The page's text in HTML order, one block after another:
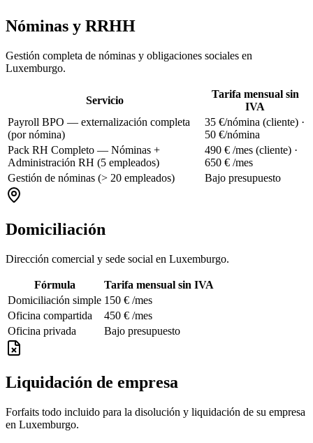
Nóminas y RRHH
Gestión completa de nóminas y obligaciones sociales en
Luxemburgo.
Servicio
Tarifa mensual sin
IVA
Payroll BPO — externalización completa
(por nómina)
35 €/nómina (cliente) ·
50 €/nómina
Pack RH Completo — Nóminas +
Administración RH (5 empleados)
490 € /mes (cliente) ·
650 € /mes
Gestión de nóminas (> 20 empleados)
Bajo presupuesto
Domiciliación
Dirección comercial y sede social en Luxemburgo.
Fórmula
Tarifa mensual sin IVA
Domiciliación simple 150 € /mes
Oficina compartida
450 € /mes
Oficina privada
Bajo presupuesto
Liquidación de empresa
Forfaits todo incluido para la disolución y liquidación de su empresa
en Luxemburgo.